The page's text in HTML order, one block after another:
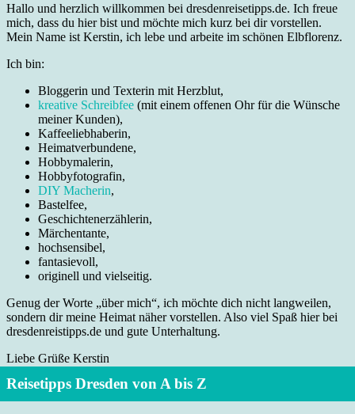
Hallo und herzlich willkommen bei dresdenreisetipps.de. Ich freue
mich, dass du hier bist und möchte mich kurz bei dir vorstellen.
Mein Name ist Kerstin, ich lebe und arbeite im schönen Elbflorenz.
Ich bin:
Bloggerin und Texterin mit Herzblut,
kreative Schreibfee (mit einem offenen Ohr für die Wünsche
meiner Kunden),
Kaffeeliebhaberin,
Heimatverbundene,
Hobbymalerin,
Hobbyfotografin,
DIY Macherin,
Bastelfee,
Geschichtenerzählerin,
Märchentante,
hochsensibel,
fantasievoll,
originell und vielseitig.
Genug der Worte „über mich“, ich möchte dich nicht langweilen,
sondern dir meine Heimat näher vorstellen. Also viel Spaß hier bei
dresdenreistipps.de und gute Unterhaltung.
Liebe Grüße Kerstin
Reisetipps Dresden von A bis Z